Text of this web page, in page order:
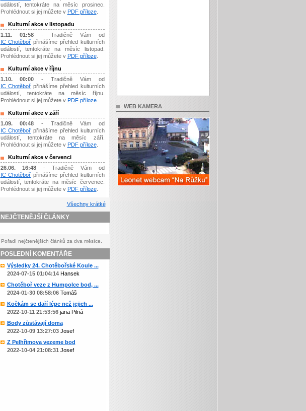
událostí, tentokráte na měsíc prosinec.
Prohlédnout si jej můžete v PDF příloze.
Kulturní akce v listopadu
1.11. 01:58- Tradičně Vám od
IC Chotěboř přinášíme přehled kulturních
událostí, tentokráte na měsíc listopad.
Prohlédnout si jej můžete v PDF příloze.
Kulturní akce v říjnu
1.10. 00:00 - Tradičně Vám od
IC Chotěboř přinášíme přehled kulturních
událostí, tentokráte na měsíc říjnu.
Prohlédnout si jej můžete v PDF příloze.
Kulturní akce v září
1.09. 00:48 - Tradičně Vám od
IC Chotěboř přinášíme přehled kulturních
událostí, tentokráte na měsíc září.
Prohlédnout si jej můžete v PDF příloze.
Kulturní akce v červenci
26.06. 16:48 - Tradičně Vám od
IC Chotěboř přinášíme přehled kulturních
událostí, tentokráte na měsíc červenec.
Prohlédnout si jej můžete v PDF příloze.
Všechny krátké
NEJČTENĚJŠÍ ČLÁNKY
Pořadí nejčtenějších článků za dva měsíce.
POSLEDNÍ KOMENTÁŘE
Výsledky 24. Chotěbořské Koule ...
2024-07-15 01:04:14Hansek
Chotěboř veze z Humpolce bod, ...
2024-01-30 08:58:06Tomáš
Kočkám se daří lépe než jejich ...
2022-10-11 21:53:56jana Pilná
Body zůstávají doma
2022-10-09 13:27:03Josef
Z Pelhřimova vezeme bod
2022-10-04 21:08:31 Josef
WEB KAMERA